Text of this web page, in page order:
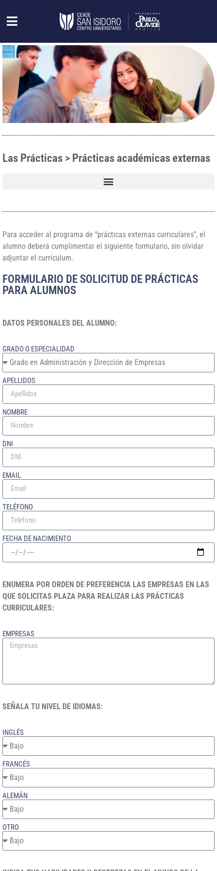
Las Prácticas > Prácticas académicas externas
Para acceder al programa de “prácticas externas curriculares”, el
alumno deberá cumplimentar el siguiente formulario, sin olvidar
adjuntar el currículum.
FORMULARIO DE SOLICITUD DE PRÁCTICAS
PARA ALUMNOS
DATOS PERSONALES DEL ALUMNO:
GRADO O ESPECIALIDAD
APELLIDOS
NOMBRE
DNI
EMAIL
TELÉFONO
FECHA DE NACIMIENTO
ENUMERA POR ORDEN DE PREFERENCIA LAS EMPRESAS EN LAS
QUE SOLICITAS PLAZA PARA REALIZAR LAS PRÁCTICAS
CURRICULARES:
EMPRESAS
SEÑALA TU NIVEL DE IDIOMAS:
INGLÉS
FRANCÉS
ALEMÁN
OTRO